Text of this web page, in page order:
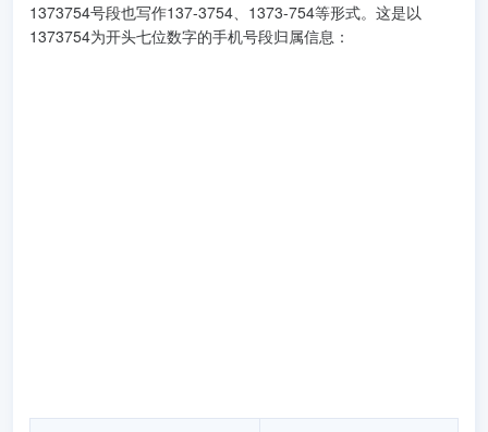
1373754号段也写作137-3754、1373-754等形式。这是以
1373754为开头七位数字的手机号段归属信息：